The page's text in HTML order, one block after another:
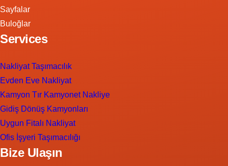
Sayfalar
Buloğlar
Services
Nakliyat Taşımacılık
Evden Eve Nakliyat
Kamyon Tır Kamyonet Nakliye
Gidiş Dönüş Kamyonları
Uygun Fitalı Nakliyat
Ofis İşyeri Taşımacılığı
Bize Ulaşın